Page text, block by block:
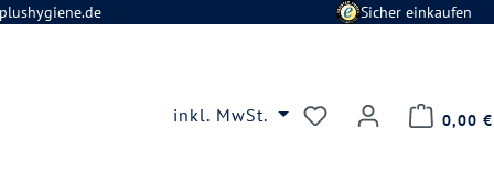
Sicher einkaufen
inkl. MwSt. Du hast 0 0,00 €